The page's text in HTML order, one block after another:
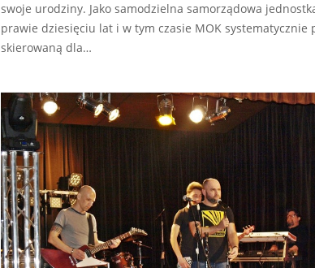
swoje urodziny. Jako samodzielna samorządowa
prawie dziesięciu lat i w tym czasie MOK systematycznie
skierowaną dla…